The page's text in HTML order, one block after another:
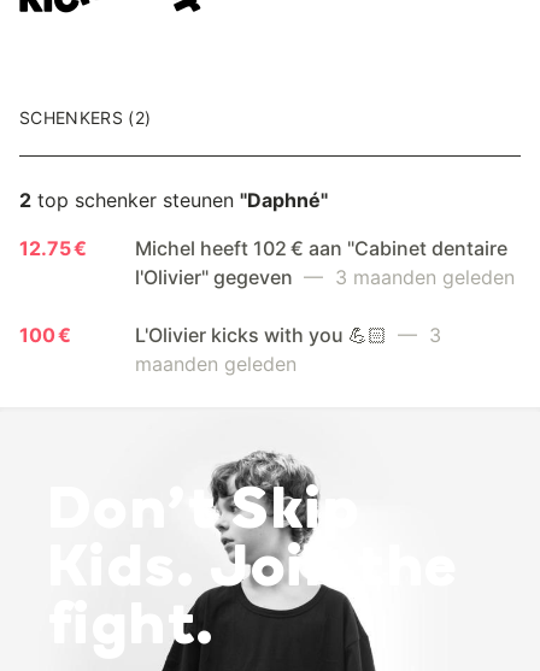
SCHENKERS (2)
2 top schenker steunen "Daphné"
12.75 €
Michel heeft 102 € aan "Cabinet dentaire
l'Olivier" gegeven — 3 maanden geleden
100 € L'Olivier kicks with you 💪🏻 — 3
maanden geleden
Don’t Skip
Kids. Join the
fight.